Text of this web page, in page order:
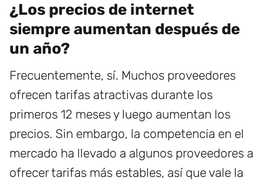
¿Los precios de internet
siempre aumentan después de
un año?
Frecuentemente, sí. Muchos proveedores
ofrecen tarifas atractivas durante los
primeros 12 meses y luego aumentan los
precios. Sin embargo, la competencia en el
mercado ha llevado a algunos proveedores a
ofrecer tarifas más estables, así que vale la